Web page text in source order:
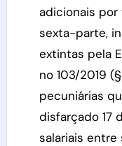
adicionais
sexta-parte,
extintas pela
no 103/2019
pecuniárias
disfarçado 17
salariais entre